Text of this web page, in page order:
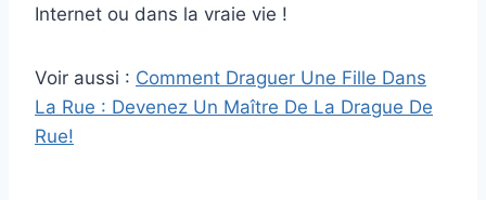
Internet ou dans la vraie vie !
Voir aussi : Comment Draguer Une Fille Dans
La Rue : Devenez Un Maître De La Drague De
Rue!